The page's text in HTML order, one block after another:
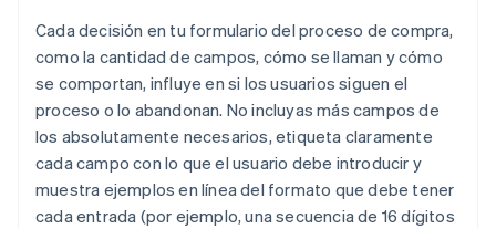
Cada decisión en tu formulario del proceso de compra,
como la cantidad de campos, cómo se llaman y cómo
se comportan, influye en si los usuarios siguen el
proceso o lo abandonan. No incluyas más campos de
los absolutamente necesarios, etiqueta claramente
cada campo con lo que el usuario debe introducir y
muestra ejemplos en línea del formato que debe tener
cada entrada (por ejemplo, una secuencia de 16 dígitos